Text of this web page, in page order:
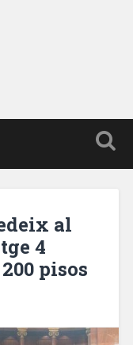
al
4
pisos